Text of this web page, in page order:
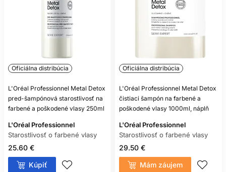
Oficiálna distribúcia
L'Oréal Professionnel Metal Detox
pred-šampónová starostlivosť na
farbené a poškodené vlasy 250ml
L'Oréal Professionnel
Starostlivosť o farbené vlasy
25.60 €
Kúpiť
Oficiálna distribúcia
L'Oréal Professionnel Metal Detox
čistiaci šampón na farbené a
poškodené vlasy 1000ml, náplň
L'Oréal Professionnel
Starostlivosť o farbené vlasy
29.50 €
Mám záujem